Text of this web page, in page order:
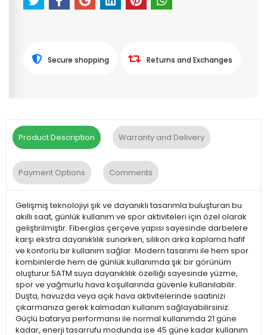
Secure shopping Returns and Exchanges
Product Description Warranty and Delivery
Payment Options Comments
Gelişmiş teknolojiyi şık ve dayanıklı tasarımla buluşturan bu
akıllı saat, günlük kullanım ve spor aktiviteleri için özel olarak
geliştirilmiştir. Fiberglas çerçeve yapısı sayesinde darbelere
karşı ekstra dayanıklılık sunarken, silikon arka kaplama hafif
ve konforlu bir kullanım sağlar. Modern tasarımı ile hem spor
kombinlerde hem de günlük kullanımda şık bir görünüm
oluşturur.5ATM suya dayanıklılık özelliği sayesinde yüzme,
spor ve yağmurlu hava koşullarında güvenle kullanılabilir.
Duşta, havuzda veya açık hava aktivitelerinde saatinizi
çıkarmanıza gerek kalmadan kullanım sağlayabilirsiniz.
Güçlü batarya performansı ile normal kullanımda 21 güne
kadar, enerji tasarrufu modunda ise 45 güne kadar kullanım